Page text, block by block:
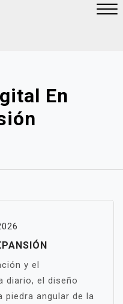
En
y el
diario, el diseño
piedra angular de la